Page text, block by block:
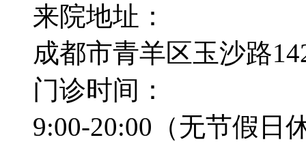
来院地址：
成都市青羊区玉沙路
门诊时间：
9:00-20:00（无节假日